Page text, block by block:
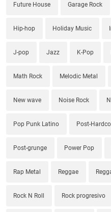
Future House Garage Rock
Hip-hop Holiday Music
J-pop Jazz K-Pop
Math Rock Melodic Metal
New wave Noise Rock
Pop Punk Latino Post-
Post-grunge Power Pop
Rap Metal Reggae
Rock N Roll Rock progresivo